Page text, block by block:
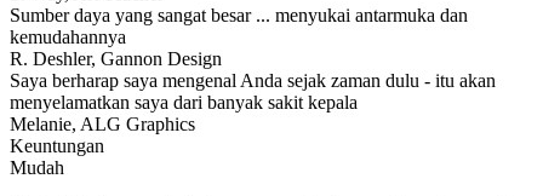
Sumber daya yang sangat besar ... menyukai antarmuka dan
kemudahannya
R. Deshler, Gannon Design
Saya berharap saya mengenal Anda sejak zaman dulu - itu akan
menyelamatkan saya dari banyak sakit kepala
Melanie, ALG Graphics
Keuntungan
Mudah